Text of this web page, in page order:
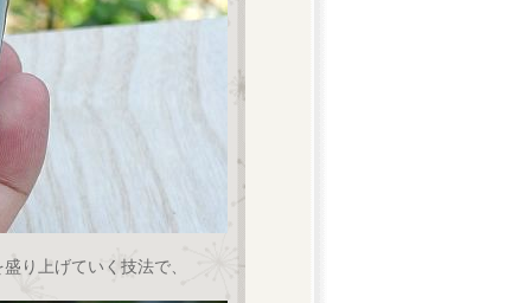
り上げていく技法で、